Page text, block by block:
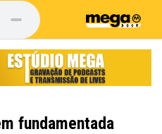
fundamentada